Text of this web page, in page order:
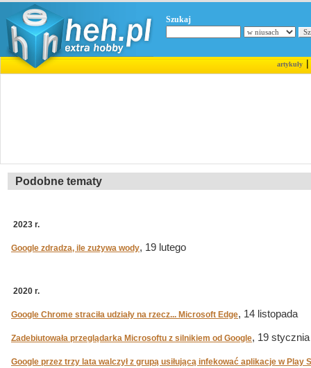
Szukaj
artykuły|
Podobne tematy
2023 r.
Google zdradza, ile zużywa wody, 19 lutego
2020 r.
Google Chrome straciła udziały na rzecz... Microsoft Edge, 14 listopada
Zadebiutowała przeglądarka Microsoftu z silnikiem od Google, 19 stycznia
Google przez trzy lata walczył z grupą usiłującą infekować aplikacje w Play